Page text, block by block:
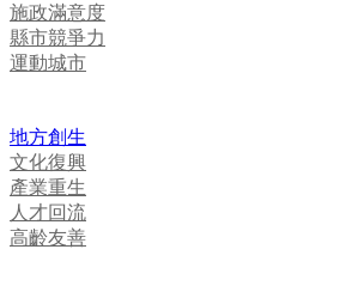
施政滿意度
縣市競爭力
運動城市
地方創生
文化復興
產業重生
人才回流
高齡友善